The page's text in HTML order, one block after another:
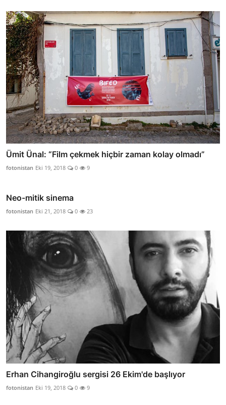
Ümit Ünal: “Film çekmek hiçbir zaman kolay olmadı”
fotonistan Eki 19, 2018 0 9
Neo-mitik sinema
fotonistan Eki 21, 2018 0 23
Erhan Cihangiroğlu sergisi 26 Ekim'de başlıyor
fotonistan Eki 19, 2018 0 9